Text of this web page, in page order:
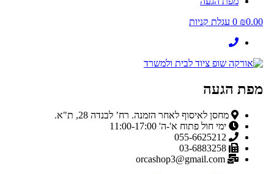
₪0.00
0 עגלת קניות
מפת הגעה
מחסן לאיסוף לאחר הזמנה. רח’ לבנדה 28, ת"א.
ימי חול פתוח א'-ה' 11:00-17:00
055-6625212
03-6883258
orcashop3@gmail.com